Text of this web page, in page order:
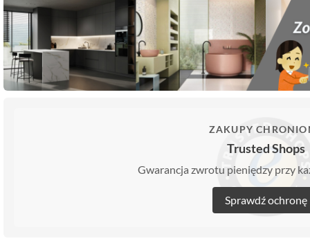
ZAKUPY
Trusted Shops
Gwarancja zwrotu pieniędzy przy
Sprawdź ochronę